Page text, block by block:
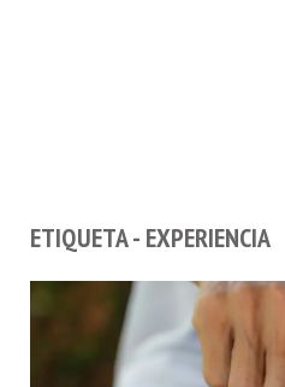
ETIQUETA - EXPERIENCIA